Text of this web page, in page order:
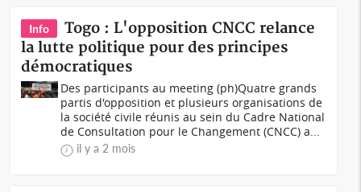
Info
Togo : L'opposition CNCC relance
la lutte politique pour des principes
démocratiques
Des participants au meeting (ph)Quatre grands
partis d'opposition et plusieurs organisations de
la société civile réunis au sein du Cadre National
de Consultation pour le Changement (CNCC) a...
il y a 2 mois